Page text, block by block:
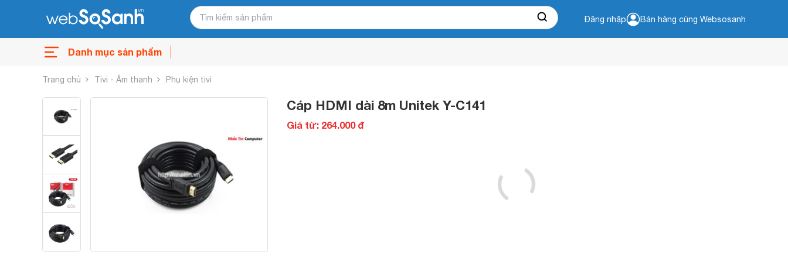
Đăng nhập Bán hàng cùng Websosanh
Danh mục sản phẩm
Trang chủ Tivi - Âm thanh Phụ kiện tivi
Cáp HDMI dài 8m Unitek Y-C141
Giá từ: 264.000 đ